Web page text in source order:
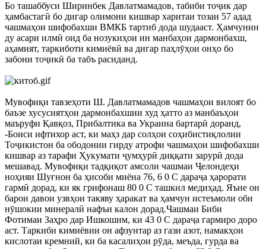
Бо ташаббуси Ширинбек Давлатмамадов, табиби тоҷик дар
ҳамбастагӣ бо дигар олимони кишвар харитаи тозаи 57 адад
чашмаҳои шифобахши ВМКБ тартиб дода шудааст. Ҳамчунин
ду асари илмӣ оид ба нозукиҳои ин манбаҳои дармонбахш,
аҳамият, таркиботи кимиёвӣ ва дигар паҳлӯҳои онҳо бо
забони тоҷикӣ ба табъ расиданд.
Мувофиқи тавзеҳоти Ш. Давлатмамадов чашмаҳои вилоят бо
баъзе хусусиятҳои дармонбахшии худ ҳатто аз манбаъҳои
маъруфи Қавқоз, Прибалтика ва Украина бартарӣ доранд,
-Боиси ифтихор аст, ки маҳз дар солҳои соҳибистиқлолии
Тоҷикистон ба ободонии гирду атрофи чашмаҳои шифобахши
кишвар аз тарафи Ҳукумати ҷумҳурӣ диққати зарурӣ дода
мешавад. Мувофиқи тадқиқот амсоли чашмаи Ҷелондеҳи
ноҳияи Шуғнон ба ҳисоби миёна 76, 6 0 С дараҷа ҳарорати
гармӣ дорад, ки як грифонаш 80 0 С ташкил медиҳад. Яъне он
барои давои узвҳои такяву ҳаракат ва ҳамчун истеъмоли оби
нӯшокии минералӣ нафъи калон дорад.Чашмаи Биби
Фотимаи Заҳро дар Ишкошим, ки 43 0 С дараҷа гармиро доро
аст. Таркиби кимиёвии он афзунтар аз гази азот, намакҳои
кислотаи кремний, ки ба касалиҳои рӯда, меъда, гурда ва